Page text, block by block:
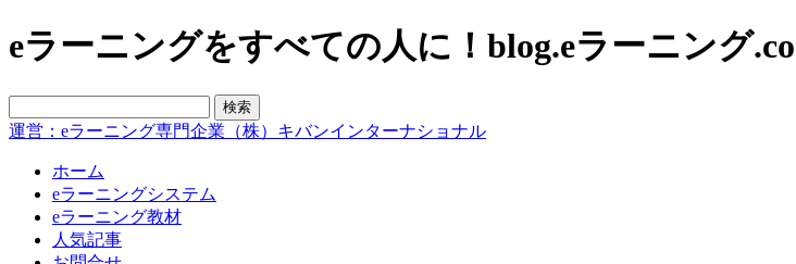
eラーニングをすべての人に！blog.eラーニング
運営：eラーニング専門企業（株）キバンインターナショナル
ホーム
eラーニングシステム
eラーニング教材
人気記事